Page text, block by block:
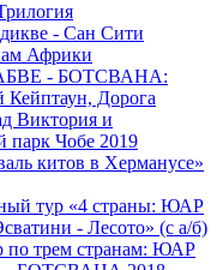
- Сан Сити
Африки
- БОТСВАНА:
Дорога
Виктория и
парк Чобе 2019
китов в Херманусе»
тур «4 страны: ЮАР
- Лесото» (с а/б)
по трем странам: ЮАР